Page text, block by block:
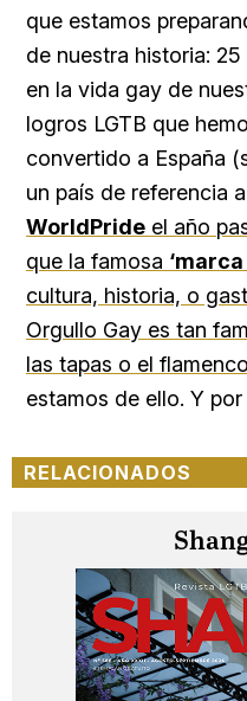
que estamos
de nuestra historia:
en la vida gay de
logros LGTB que
convertido a España
un país de referencia
WorldPride el año
que la famosa ‘marca
cultura, historia, o
Orgullo Gay es tan
las tapas o el flamenco
estamos de ello. Y
RELACIONADOS